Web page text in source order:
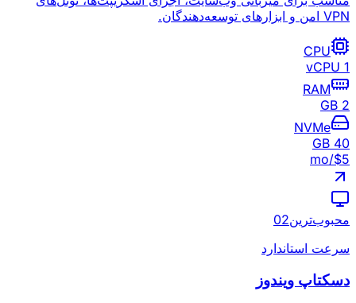
VPN امن و ابزارهای توسعه‌دهندگان.
CPU
1 vCPU
RAM
2 GB
NVMe
40 GB
$5
/mo
محبوب‌ترین 02
سرعت استاندارد
دسکتاپ ویندوز